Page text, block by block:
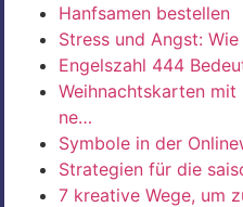
Hanfsamen bestellen
Stress und Angst:
Engelszahl 444
Weihnachtskarten
ne…
Symbole in der
Strategien für die
7 kreative Wege, um